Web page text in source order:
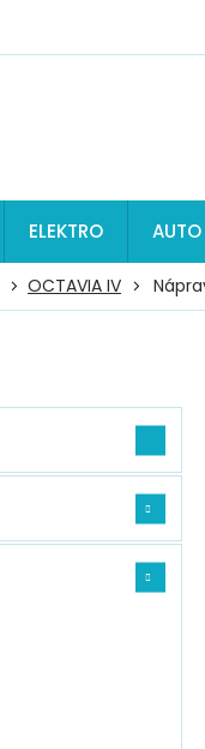
ELEKTRO
OCTAVIA IV